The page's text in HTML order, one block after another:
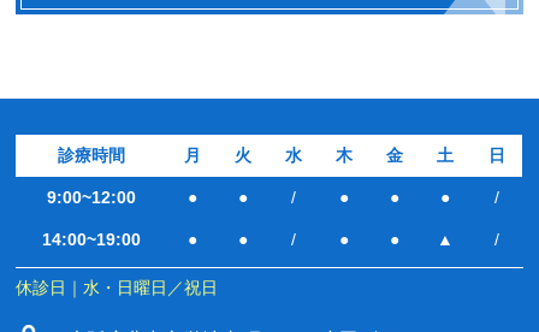
診療時間 月 火 水 木 金 土 日
9:00~12:00 ● ● / ● ● ● /
14:00~19:00 ● ● / ● ● ▲ /
休診日｜水・日曜日／祝日